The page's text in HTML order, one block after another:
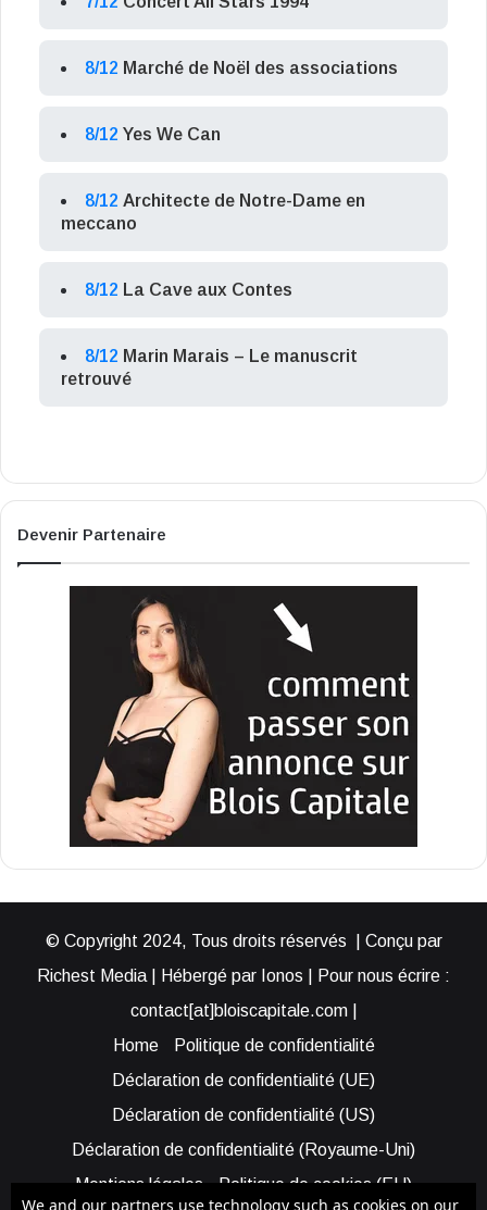
8/12 Marché de Noël des associations
8/12 Yes We Can
8/12 Architecte de Notre-Dame en
meccano
8/12 La Cave aux Contes
8/12 Marin Marais – Le manuscrit
retrouvé
Devenir Partenaire
© Copyright 2024, Tous droits réservés | Conçu par
Richest Media | Hébergé par Ionos | Pour nous écrire :
contact[at]bloiscapitale.com |
Home
Politique de confidentialité
Déclaration de confidentialité (UE)
Déclaration de confidentialité (US)
Déclaration de confidentialité (Royaume-Uni)
Mentions légales
Politique de cookies (EU)
We and our partners use technology such as cookies on our